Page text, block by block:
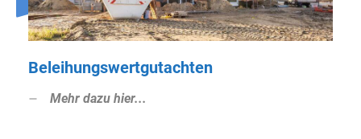
Beleihungswertgutachten
Mehr dazu hier...